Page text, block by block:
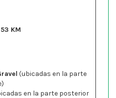
KM
(ubicadas en la parte
en la parte posterior